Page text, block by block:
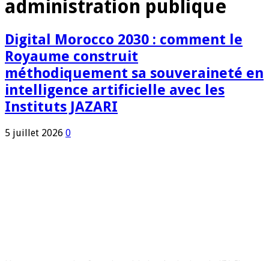
administration publique
Digital Morocco 2030 : comment le
Royaume construit
méthodiquement sa souveraineté en
intelligence artificielle avec les
Instituts JAZARI
5 juillet 2026 0